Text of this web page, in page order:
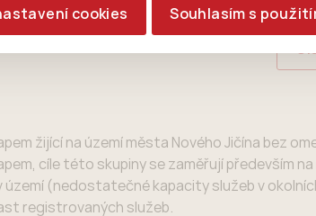
cookies Souhlasím s
žijící na území města Nového Jičína bez
cíle této skupiny se zaměřují především
(nedostatečné kapacity služeb v
registrovaných služeb.